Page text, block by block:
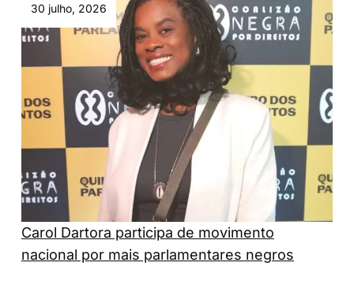
30 julho, 2026
Carol Dartora participa de movimento
nacional por mais parlamentares negros